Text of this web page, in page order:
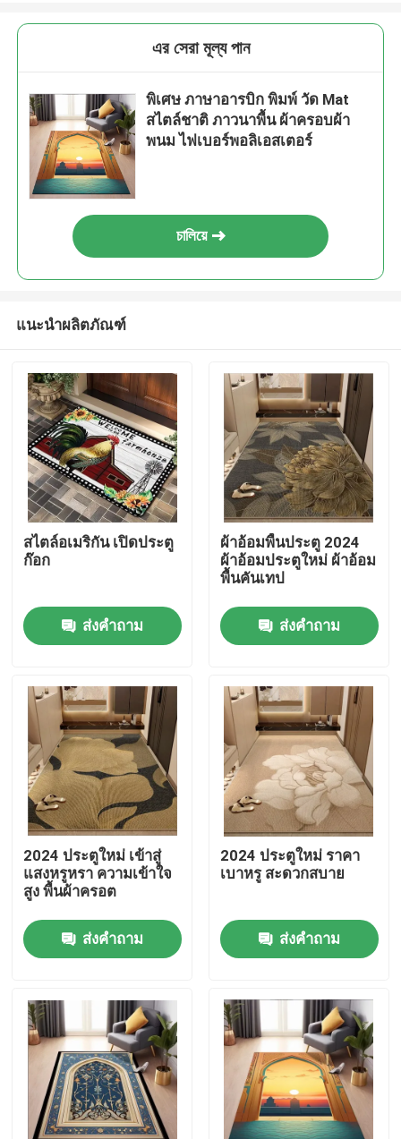
วิดีโอ
เกี่ยวกับเรา
ทัวร์โรงงาน
ควบคุมคุณภาพ
ขอใบเสนอราคา
พรมปูพื้น พรม
พรมปูพื้นห้องนอน
พรมปูพื้นห้องรับแขก
এর সেরা মূল্য পান
พิเศษ ภาษาอารบิก พิมพ์ วัด Mat
สไตล์ชาติ ภาวนาพื้น ผ้าครอบผ้า
พนม ไฟเบอร์พอลิเอสเตอร์
চালিয়ে
แนะนำผลิตภัณฑ์
สไตล์อเมริกัน เปิดประตู
ก๊อก
ส่งคำถาม
ผ้าอ้อมพื้นประตู 2024
ผ้าอ้อมประตูใหม่ ผ้าอ้อม
พื้นคันเทป
ส่งคำถาม
2024 ประตูใหม่ เข้าสู่
แสงหรูหรา ความเข้าใจ
สูง พื้นผ้าครอต
ส่งคำถาม
2024 ประตูใหม่ ราคา
เบาหรู สะดวกสบาย
ส่งคำถาม